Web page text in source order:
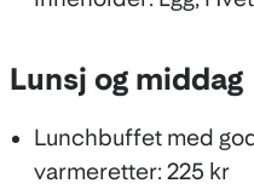
Lunsj og middag
Lunchbuffet med
varmeretter: 225 kr